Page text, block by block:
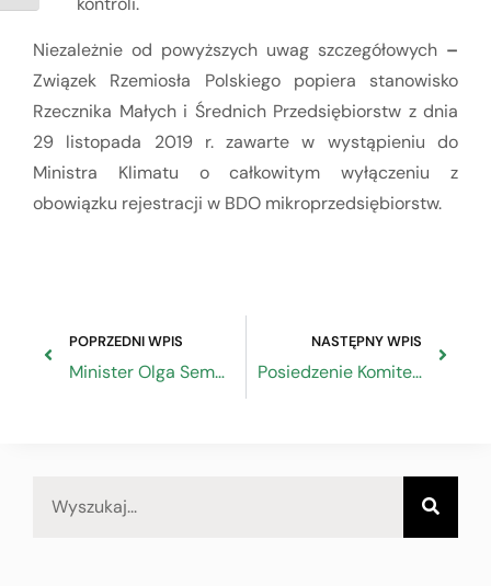
Niezależnie od powyższych uwag szczegółowych –
Związek Rzemiosła Polskiego popiera stanowisko
Rzecznika Małych i Średnich Przedsiębiorstw z dnia
29 listopada 2019 r. zawarte w wystąpieniu do
Ministra Klimatu o całkowitym wyłączeniu z
obowiązku rejestracji w BDO mikroprzedsiębiorstw.
POPRZEDNI WPIS
Minister Olga Semeniuk na spotkaniu w Krakowie
NASTĘPNY WPIS
Posiedzenie Komitetu Monitorującego Programu Operacyjnego Wiedza Edukacja Rozwój 2014-2020